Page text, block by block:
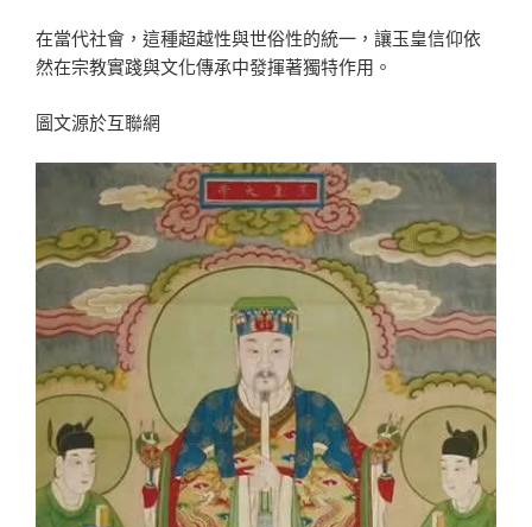
在當代社會，這種超越性與世俗性的統一，讓玉皇信仰依
然在宗教實踐與文化傳承中發揮著獨特作用。
圖文源於互聯網